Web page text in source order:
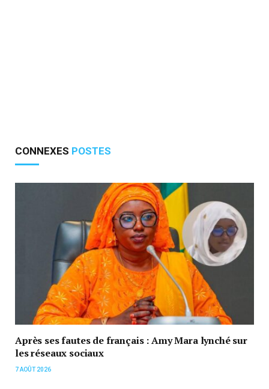
CONNEXES POSTES
Après ses fautes de français : Amy Mara lynché sur
les réseaux sociaux
7 AOÛT 2026